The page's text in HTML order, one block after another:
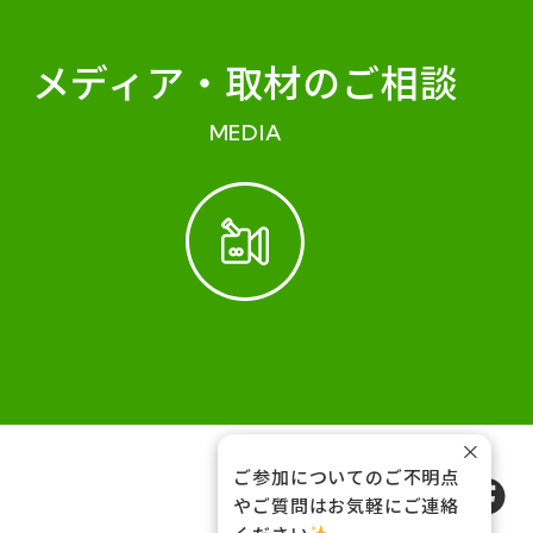
メディア・ 取材のご相談
MEDIA
FOLLOW US
ご参加についてのご不明点
やご質問はお気軽にご連絡
×